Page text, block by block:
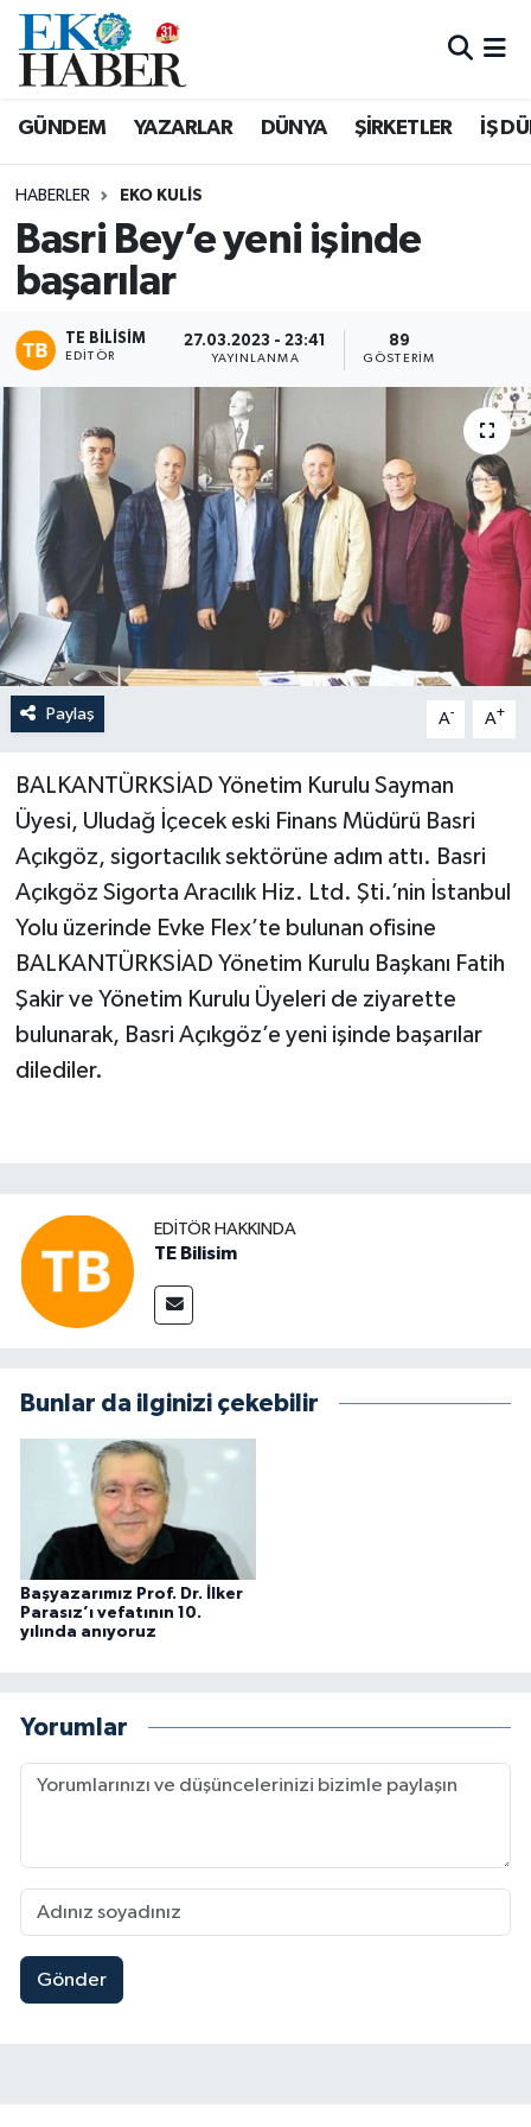
GÜNDEM YAZARLAR DÜNYA ŞİRKETLER İŞ
HABERLER EKO KULIS
Basri Bey’e yeni işinde
başarılar
TE BILISIM
EDITÖR
27.03.2023 - 23:41
YAYINLANMA
89
GÖSTERIM
Paylaş A- A+
BALKAN­TÜRKSİAD Yöne­tim Kurulu Sayman
Üyesi, Uludağ İçecek eski Finans Mü­dürü Basri
Açık­göz, sigortacılık sektörüne adım attı. Basri
Açıkgöz Sigorta Aracılık Hiz. Ltd. Şti.’nin İstanbul
Yolu üzerinde Evke Flex’te bulunan ofisine
BALKANTÜRKSİAD Yöne­tim Kurulu Başkanı Fatih
Şakir ve Yönetim Kurulu Üyeleri de ziyarette
bulunarak, Basri Açıkgöz’e yeni işinde başarılar
dilediler.
EDITÖR HAKKINDA
TE Bilisim
Bunlar da ilginizi çekebilir
Başyazarımız Prof. Dr. İlker
Parasız’ı vefatının 10.
yılında anıyoruz
Yorumlar
Gönder
Hava Durumu
Tüm Manşetler
Son Dakika Haberleri
Haber Arşivi